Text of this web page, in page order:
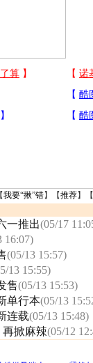
我要“揪”错】【推荐】
一推出(05/17
16:07)
(05/13 15:57)
13 15:55)
售(05/13 15:53)
单行本(05/13
连载(05/13 15:48)
再掀麻辣(05/12